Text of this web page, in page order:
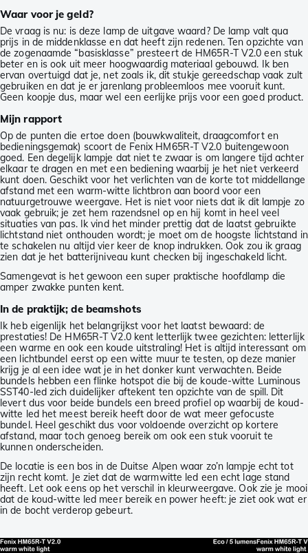
Waar voor je geld?
De vraag is nu: is deze lamp de uitgave waard? De lamp valt qua
prijs in de middenklasse en dat heeft zijn redenen. Ten opzichte van
de zogenaamde “basisklasse” presteert de HM65R-T V2.0 een stuk
beter en is ook uit meer hoogwaardig materiaal gebouwd. Ik ben
ervan overtuigd dat je, net zoals ik, dit stukje gereedschap vaak zult
gebruiken en dat je er jarenlang probleemloos mee vooruit kunt.
Geen koopje dus, maar wel een eerlijke prijs voor een goed product.
Mijn rapport
Op de punten die ertoe doen (bouwkwaliteit, draagcomfort en
bedieningsgemak) scoort de Fenix HM65R-T V2.0 buitengewoon
goed. Een degelijk lampje dat niet te zwaar is om langere tijd achter
elkaar te dragen en met een bediening waarbij je het niet verkeerd
kunt doen. Geschikt voor het verlichten van de korte tot middellange
afstand met een warm-witte lichtbron aan boord voor een
natuurgetrouwe weergave. Het is niet voor niets dat ik dit lampje zo
vaak gebruik; je zet hem razendsnel op en hij komt in heel veel
situaties van pas. Ik vind het minder prettig dat de laatst gebruikte
lichtstand niet onthouden wordt; je moet om de hoogste lichtstand in
te schakelen nu altijd vier keer de knop indrukken. Ook zou ik graag
zien dat je het batterijniveau kunt checken bij ingeschakeld licht.
Samengevat is het gewoon een super praktische hoofdlamp die
amper zwakke punten kent.
In de praktijk; de beamshots
Ik heb eigenlijk het belangrijkst voor het laatst bewaard: de
prestaties! De HM65R-T V2.0 kent letterlijk twee gezichten: letterlijk
een warme en ook een koude uitstraling! Het is altijd interessant om
een lichtbundel eerst op een witte muur te testen, op deze manier
krijg je al een idee wat je in het donker kunt verwachten. Beide
bundels hebben een flinke hotspot die bij de koude-witte Luminous
SST40-led zich duidelijker aftekent ten opzichte van de spill. Dit
levert dus voor beide bundels een breed profiel op waarbij de koud-
witte led het meest bereik heeft door de wat meer gefocuste
bundel. Heel geschikt dus voor voldoende overzicht op kortere
afstand, maar toch genoeg bereik om ook een stuk vooruit te
kunnen onderscheiden.
De locatie is een bos in de Duitse Alpen waar zo’n lampje echt tot
zijn recht komt. Je ziet dat de warmwitte led een echt lage stand
heeft. Let ook eens op het verschil in kleurweergave. Ook zie je mooi
dat de koud-witte led meer bereik en power heeft: je ziet ook wat er
in de bocht verderop gebeurt.